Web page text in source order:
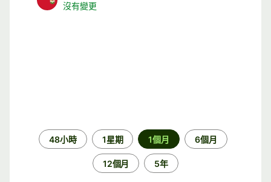
沒有變更
48小時 1星期 1個月 6個月
12個月 5年